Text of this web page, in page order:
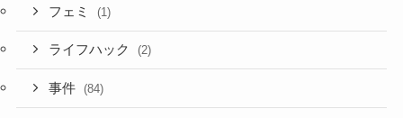
フェミ (1)
ライフハック (2)
事件 (84)